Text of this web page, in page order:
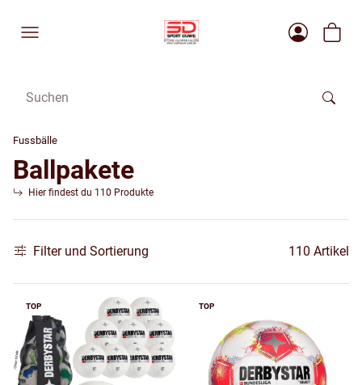
Fussbälle
Ballpakete
Hier findest du 110 Produkte
Filter und Sortierung 110 Artikel
TOP TOP